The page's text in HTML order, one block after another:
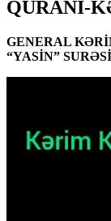
QURANİ-
GENERAL
“YASİN”